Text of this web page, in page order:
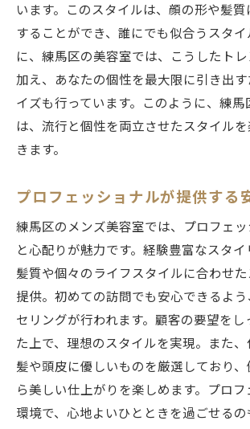
います。このスタイルは、顔の形や髪
することができ、誰にでも似合うスタイ
に、練馬区の美容室では、こうしたト
加え、あなたの個性を最大限に引き出
イズも行っています。このように、練馬
は、流行と個性を両立させたスタイル
きます。
プロフェッショナルが提供する
練馬区のメンズ美容室では、プロフェ
と心配りが魅力です。経験豊富なスタイ
髪質や個々のライフスタイルに合わせ
提供。初めての訪問でも安心できるよ
セリングが行われます。顧客の要望をし
た上で、理想のスタイルを実現。また
髪や頭皮に優しいものを厳選しており
ら美しい仕上がりを楽しめます。プロ
環境で、心地よいひとときを過ごせる